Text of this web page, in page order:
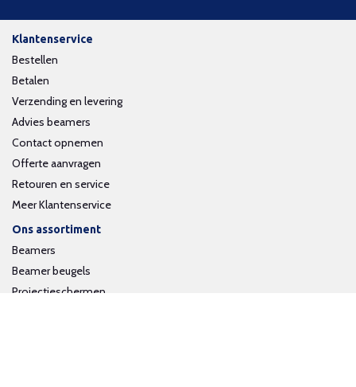
Klantenservice
Bestellen
Betalen
Verzending en levering
Advies beamers
Contact opnemen
Offerte aanvragen
Retouren en service
Meer Klantenservice
Ons assortiment
Beamers
Beamer beugels
Projectieschermen